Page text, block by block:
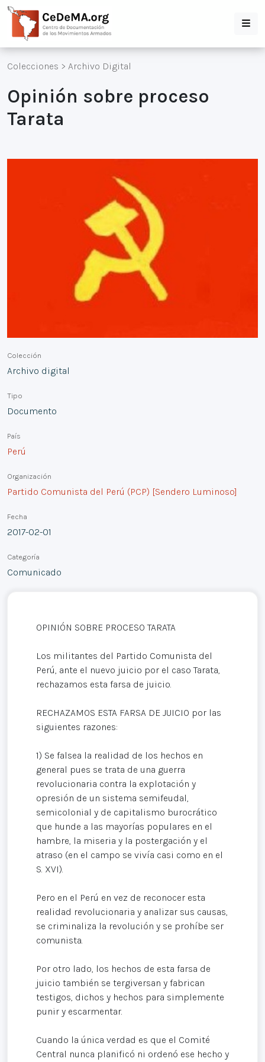
Colecciones > Archivo Digital
Opinión sobre proceso
Tarata
Colección
Archivo digital
Tipo
Documento
País
Perú
Organización
Partido Comunista del Perú (PCP) [Sendero Luminoso]
Fecha
2017-02-01
Categoría
Comunicado
OPINIÓN SOBRE PROCESO TARATA
Los militantes del Partido Comunista del
Perú, ante el nuevo juicio por el caso Tarata,
rechazamos esta farsa de juicio.
RECHAZAMOS ESTA FARSA DE JUICIO por las
siguientes razones:
1) Se falsea la realidad de los hechos en
general pues se trata de una guerra
revolucionaria contra la explotación y
opresión de un sistema semifeudal,
semicolonial y de capitalismo burocrático
que hunde a las mayorías populares en el
hambre, la miseria y la postergación y el
atraso (en el campo se vivía casi como en el
S. XVI).
Pero en el Perú en vez de reconocer esta
realidad revolucionaria y analizar sus causas,
se criminaliza la revolución y se prohíbe ser
comunista.
Por otro lado, los hechos de esta farsa de
juicio también se tergiversan y fabrican
testigos, dichos y hechos para simplemente
punir y escarmentar.
Cuando la única verdad es que el Comité
Central nunca planificó ni ordenó ese hecho y